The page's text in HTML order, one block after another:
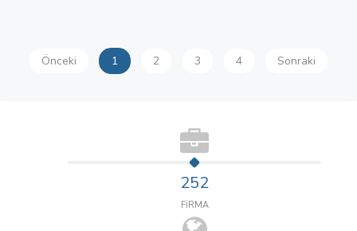
Önceki 1 2 3 4 Sonraki
252
FİRMA